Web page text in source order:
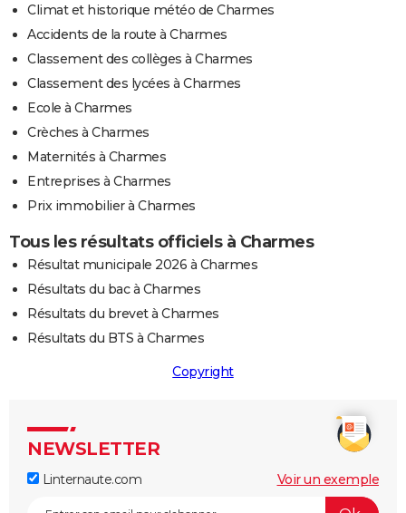
Climat et historique météo de Charmes
Accidents de la route à Charmes
Classement des collèges à Charmes
Classement des lycées à Charmes
Ecole à Charmes
Crèches à Charmes
Maternités à Charmes
Entreprises à Charmes
Prix immobilier à Charmes
Tous les résultats officiels à Charmes
Résultat municipale 2026 à Charmes
Résultats du bac à Charmes
Résultats du brevet à Charmes
Résultats du BTS à Charmes
Copyright
NEWSLETTER
Linternaute.com Voir un exemple